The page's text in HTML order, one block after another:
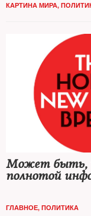
КАРТИНА МИРА,
Может быть,
полнотой
ГЛАВНОЕ, ПОЛИТИКА